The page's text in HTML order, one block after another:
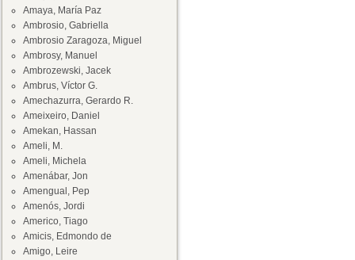
Amaya, María Paz
Ambrosio, Gabriella
Ambrosio Zaragoza, Miguel
Ambrosy, Manuel
Ambrozewski, Jacek
Ambrus, Víctor G.
Amechazurra, Gerardo R.
Ameixeiro, Daniel
Amekan, Hassan
Ameli, M.
Ameli, Michela
Amenábar, Jon
Amengual, Pep
Amenós, Jordi
Americo, Tiago
Amicis, Edmondo de
Amigo, Leire